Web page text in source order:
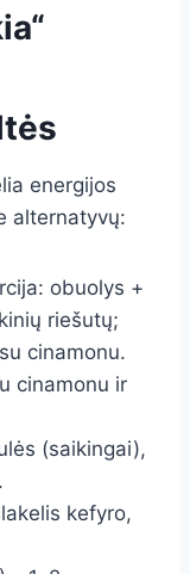
energijos
alternatyvų:
obuolys +
riešutų;
cinamonu.
cinamonu ir
(saikingai),
kefyro,